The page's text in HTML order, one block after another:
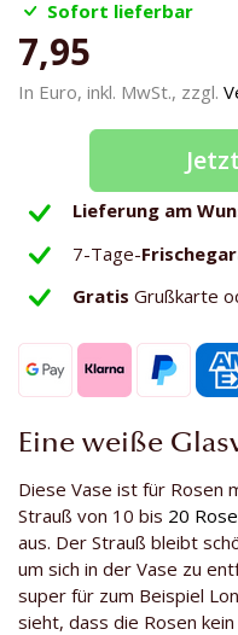
Sofort lieferbar
7,95
In Euro, inkl. MwSt., zzgl.
Lieferung am
7-Tage-
Gratis Grußkarte
Eine weiße
Diese Vase ist für Rosen
Strauß von 10 bis 20
aus. Der Strauß bleibt
um sich in der Vase zu
super für zum Beispiel
sieht, dass die Rosen
springen